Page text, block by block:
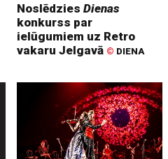
NoslēdziesDienas
konkurss par
ielūgumiem uz Retro
vakaru Jelgavā © DIENA